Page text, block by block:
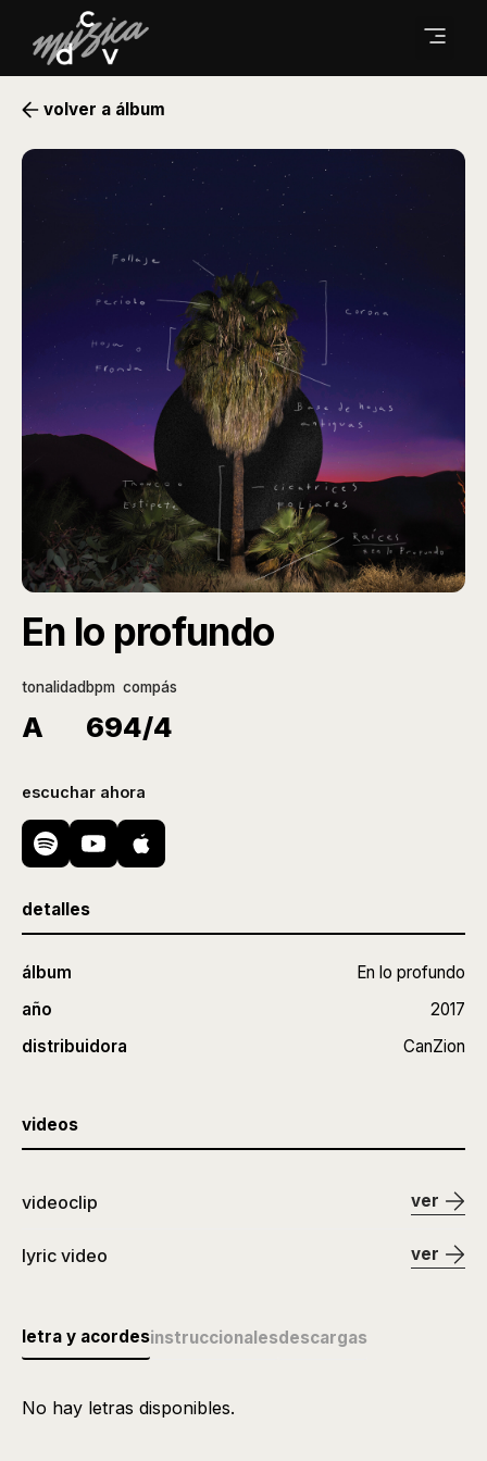
volver a álbum
detalles
álbum
En lo profundo
año
2017
distribuidora
CanZion
videos
videoclip ver
lyric video ver
En lo profundo
tonalidad
A
bpm
69
compás
4/4
escuchar ahora
letra y acordesinstruccionalesdescargas
No hay letras disponibles.